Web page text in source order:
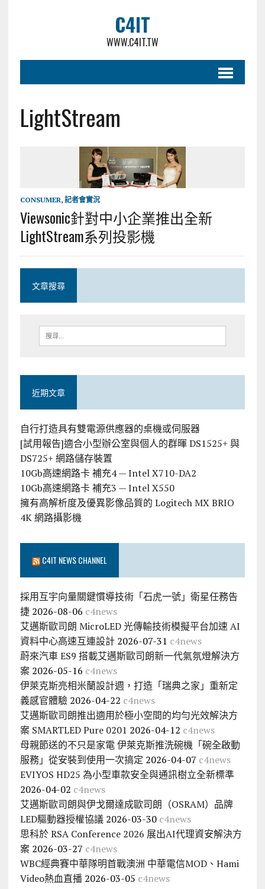
C4IT
WWW.C4IT.TW
LightStream
CONSUMER, 記者會實況
Viewsonic針對中小企業推出全新
LightStream系列投影機
文章搜尋
近期文章
自行打造具有雙電源供應器的桌機或伺服器
[試用報告]適合小型辦公室與個人的群暉 DS1525+ 與
DS725+ 網路儲存裝置
10Gb高速網路卡 補充4 — Intel X710-DA2
10Gb高速網路卡 補充3 — Intel X550
擁有高解析度及優異影像品質的 Logitech MX BRIO
4K 網路攝影機
C4IT NEWS CHANNEL
採用互宇向量關鍵慣導技術「石虎一號」衛星任務告
捷 2026-08-06 c4news
艾邁斯歐司朗 MicroLED 光傳輸技術模擬平台加速 AI
資料中心高速互連設計 2026-07-31 c4news
蔚來汽車 ES9 搭載艾邁斯歐司朗新一代氣氛燈解決方
案 2026-05-16 c4news
伊萊克斯亮相米蘭設計週，打造「瑞典之家」重新定
義感官體驗 2026-04-22 c4news
艾邁斯歐司朗推出適用於極小空間的均勻光效解決方
案 SMARTLED Pure 0201 2026-04-12 c4news
母親節送的不只是家電 伊萊克斯推洗碗機「碗全啟動
服務」從安裝到使用一次搞定 2026-04-07 c4news
EVIYOS HD25 為小型車款安全與通訊樹立全新標準
2026-04-02 c4news
艾邁斯歐司朗與伊戈爾達成歐司朗（OSRAM）品牌
LED驅動器授權協議 2026-03-30 c4news
思科於 RSA Conference 2026 展出AI代理資安解決方
案 2026-03-27 c4news
WBC經典賽中華隊明首戰澳洲 中華電信MOD、Hami
Video熱血直播 2026-03-05 c4news